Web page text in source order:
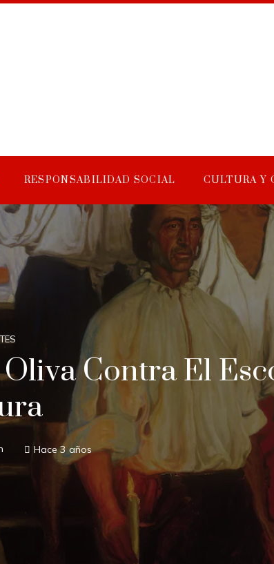
RESPONSABILIDAD SOCIAL CULTURA Y
Contra El
Hace 3 años